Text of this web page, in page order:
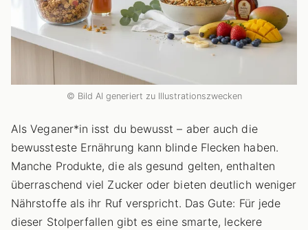
© Bild AI generiert zu Illustrationszwecken
Als Veganer*in isst du bewusst – aber auch die
bewussteste Ernährung kann blinde Flecken haben.
Manche Produkte, die als gesund gelten, enthalten
überraschend viel Zucker oder bieten deutlich weniger
Nährstoffe als ihr Ruf verspricht. Das Gute: Für jede
dieser Stolperfallen gibt es eine smarte, leckere